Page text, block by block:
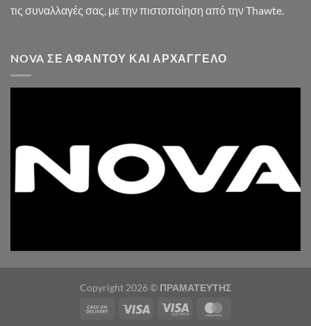
τις συναλλαγές σας, με την πιστοποίηση από την Thawte.
NOVA ΣΕ ΑΦΆΝΤΟΥ ΚΑΙ ΑΡΧΆΓΓΕΛΟ
Copyright 2026 © ΠΡΑΜΑΤΕΥΤΗΣ